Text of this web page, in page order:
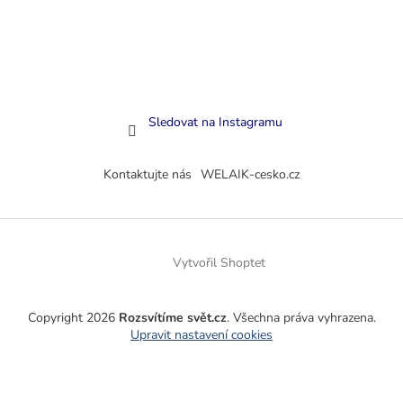
Sledovat na Instagramu
Kontaktujte nás WELAIK-cesko.cz
Vytvořil Shoptet
Copyright 2026 Rozsvítíme svět.cz. Všechna práva vyhrazena.
Upravit nastavení cookies